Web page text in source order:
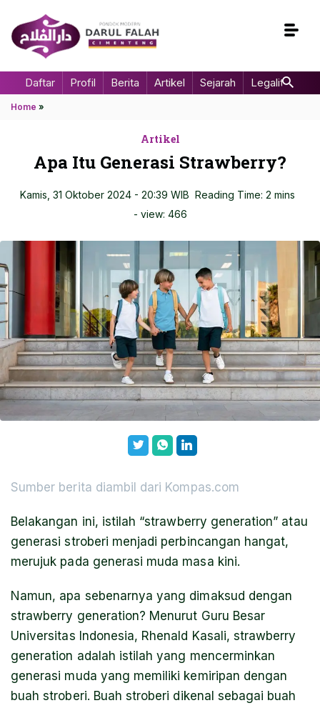
Daftar Profil Berita Artikel Sejarah Legalitas
Home »
Artikel
Apa Itu Generasi Strawberry?
Kamis, 31 Oktober 2024 - 20:39 WIB Reading Time: 2 mins
- view: 466
Sumber berita diambil dari Kompas.com
Belakangan ini, istilah “strawberry generation” atau
generasi stroberi menjadi perbincangan hangat,
merujuk pada generasi muda masa kini.
Namun, apa sebenarnya yang dimaksud dengan
strawberry generation? Menurut Guru Besar
Universitas Indonesia, Rhenald Kasali, strawberry
generation adalah istilah yang mencerminkan
generasi muda yang memiliki kemiripan dengan
buah stroberi. Buah stroberi dikenal sebagai buah